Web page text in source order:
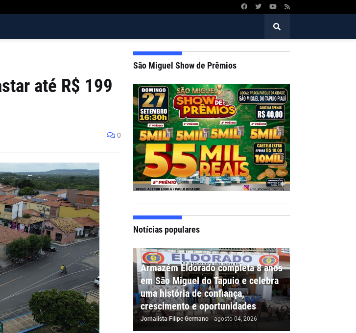
até R$ 199
0
São Miguel Show de Prêmios
Notícias populares
Armazém Eldorado completa 8 anos
em São Miguel do Tapuio e celebra
uma história de confiança,
crescimento e oportunidades
Jornalista Filipe Germano - agosto 04, 2026